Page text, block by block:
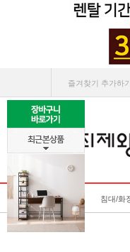
즐겨찾기 추가하기
침대/화